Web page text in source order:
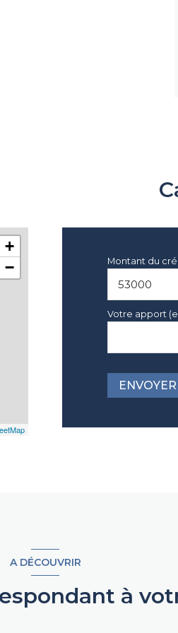
+
−
Montant du
Votre apport
ENVOYER
A DÉCOUVRIR
à